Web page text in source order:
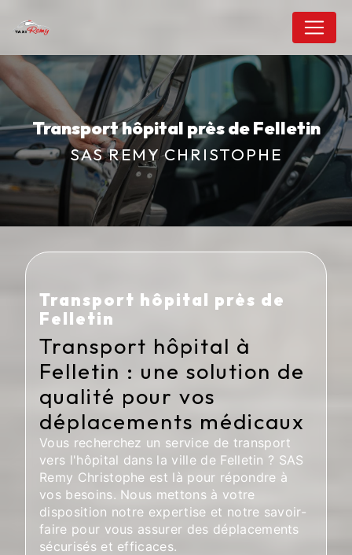
Transport hôpital près de Felletin
SAS REMY CHRISTOPHE
Transport hôpital près de
Felletin
Transport hôpital à
Felletin : une solution de
qualité pour vos
déplacements médicaux
Vous recherchez un service de transport
vers l'hôpital dans la ville de Felletin ? SAS
Remy Christophe est là pour répondre à
vos besoins. Nous mettons à votre
disposition notre expertise et notre savoir-
faire pour vous assurer des déplacements
sécurisés et efficaces.